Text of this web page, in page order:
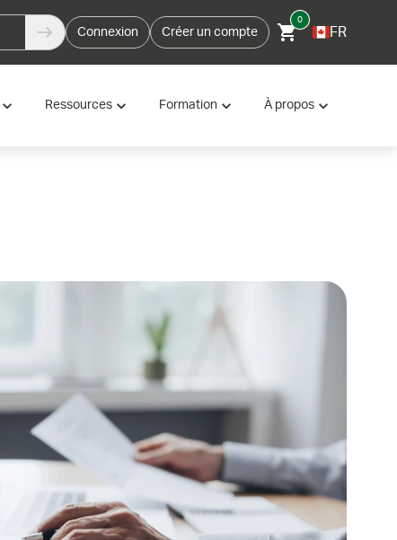
Connexion Créer un compte
0
FR
Ressources Formation À propos